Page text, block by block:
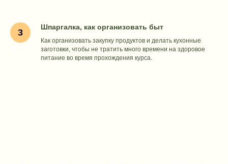
Шпаргалка, как организовать быт
Как организовать закупку продуктов и делать кухонные
заготовки, чтобы не тратить много времени на здоровое
питание во время прохождения курса.